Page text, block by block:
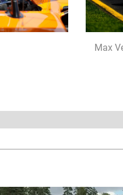
Max